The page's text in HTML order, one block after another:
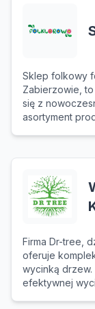
Sklep folkowy
Zabierzowie,
się z
asortyment
Firma Dr-tree,
oferuje
wycinką
efektywnej